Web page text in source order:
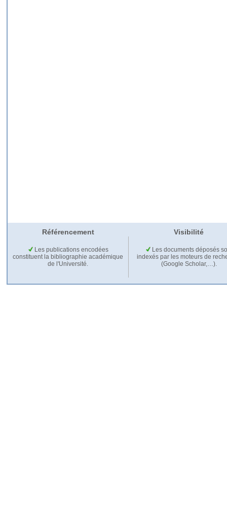
Référencement Visibilité
Les publications encodées
constituent la bibliographie académique
de l'Université.
Les documents déposés
indexés par les moteurs de
(Google Scholar,…).